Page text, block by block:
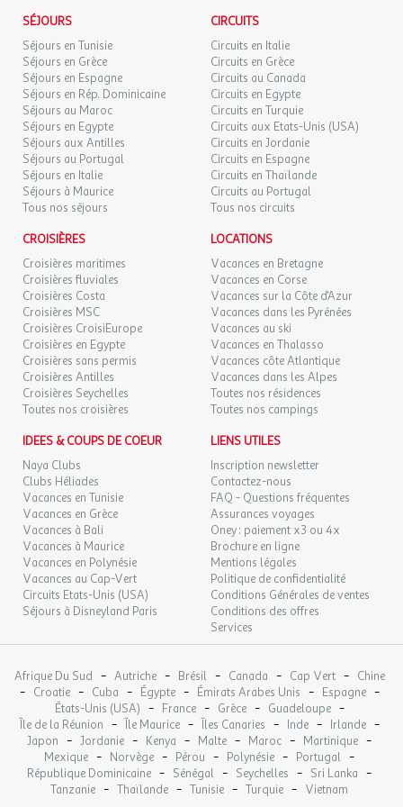
Bain à remous
Prix : Gratuit
Etablissement
Les atouts de l'Établissement
Point fort 1 : A quelques minutes du centre-ville
Point fort 2 : A proximité de San Marco
Point fort 3 : Chaleureux et familial
Services
Divers
Connexion wifi : Wifi payant
Laverie : Payante
Infos supplémentaires services : Une connexion wifi
payante est accessible dans les hotspots des restaurants,
à côté de la réception, mais également autour de la
piscine. Petit-déjeuner continental servi dans les bars et
restaurants : - 6,5 euros / adulte / jour - 4,9 euros / enfant
Commerces & Restauration
Commerces
Marché
Dates d'ouverture : Ouvert du 1 juin au 15 septembre
Épicerie
Dates d'ouverture : Ouvert toute la saison
Infos supplémentaires commerces et restaurants :Le restaurant
restaurants en basse saison : - Restaurant Ciao Bella : Basse
saison (01/01-10/04 et 16/09-31/12), il est ouvert de 7 h 30 à 10 h
et de 19 h à 22 h. Haute saison (11/04-15/09), il sera ouvert de 7 h
30 à 10 h et de 18 h à 22 h. - Bar de la piscine : ouvert de 11 h à 15
Restaurants
l'agence et le voyagiste ne pourraient être considérés comme
responsables en cas de refus d'entrée sur le territoire par les
autorités locales. L'autorisation de sortie du territoire est
nécessaire pour tout mineur voyageant sans l'un de ses parents
titulaires de l'autorité parentale.
Exactitude des identités :
Les voyageurs doivent s'assurer de l'exactitude des identités
(noms de famille, nom de naissance, prénom, date de naissance,
etc.) de chaque participants au voyage.
SÉJOURS
Séjours en Tunisie
Séjours en Grèce
Séjours en Espagne
Séjours en Rép. Dominicaine
Séjours au Maroc
Séjours en Egypte
Séjours aux Antilles
Séjours au Portugal
Séjours en Italie
Séjours à Maurice
Tous nos séjours
CIRCUITS
Circuits en Italie
Circuits en Grèce
Circuits au Canada
Circuits en Egypte
Circuits en Turquie
Circuits aux Etats-Unis (USA)
Circuits en Jordanie
Circuits en Espagne
Circuits en Thaïlande
Circuits au Portugal
Tous nos circuits
CROISIÈRES
Croisières maritimes
Croisières fluviales
Croisières Costa
Croisières MSC
Croisières CroisiEurope
Croisières en Egypte
Croisières sans permis
Croisières Antilles
Croisières Seychelles
Toutes nos croisières
LOCATIONS
Vacances en Bretagne
Vacances en Corse
Vacances sur la Côte d'Azur
Vacances dans les Pyrénées
Vacances au ski
Vacances en Thalasso
Vacances côte Atlantique
Vacances dans les Alpes
Toutes nos résidences
Toutes nos campings
IDEES & COUPS DE COEUR
Naya Clubs
Clubs Héliades
Vacances en Tunisie
Vacances en Grèce
Vacances à Bali
Vacances à Maurice
Vacances en Polynésie
Vacances au Cap-Vert
Circuits Etats-Unis (USA)
Séjours à Disneyland Paris
LIENS UTILES
Inscription newsletter
Contactez-nous
FAQ - Questions fréquentes
Assurances voyages
Oney : paiement x3 ou 4x
Brochure en ligne
Mentions légales
Politique de confidentialité
Conditions Générales de ventes
Conditions des offres
Services
Afrique Du Sud - Autriche - Brésil - Canada - Cap Vert - Chine
- Croatie - Cuba - Égypte - Émirats Arabes Unis - Espagne -
États-Unis (USA) - France - Grèce - Guadeloupe -
Île de la Réunion - Île Maurice - Îles Canaries - Inde - Irlande -
Japon - Jordanie - Kenya - Malte - Maroc - Martinique -
Mexique - Norvège - Pérou - Polynésie - Portugal -
République Dominicaine - Sénégal - Seychelles - Sri Lanka -
Tanzanie - Thaïlande - Tunisie - Turquie - Vietnam